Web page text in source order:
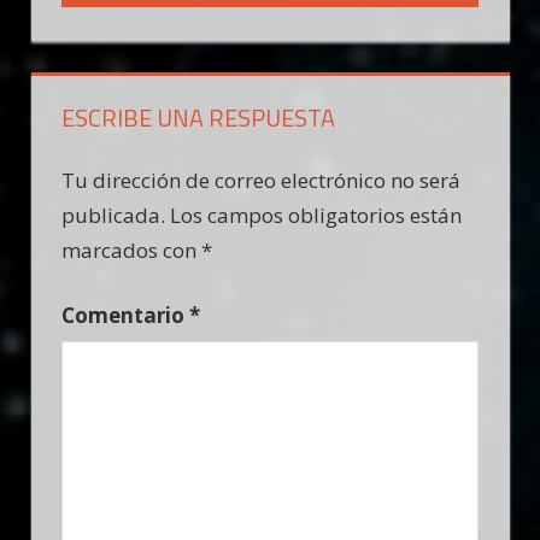
ESCRIBE UNA RESPUESTA
Tu dirección de correo electrónico no será
publicada. Los campos obligatorios están
marcados con *
Comentario *